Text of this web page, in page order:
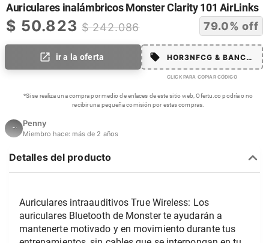
Auriculares inalámbricos Monster Clarity 101 AirLinks
$ 50.823 $242.086 79.0% off
ir a la oferta HOR3NFCG &
CLICK PARA COPIAR CÓDIGO
*Si se realiza una compra por medio de enlaces de este sitio web, Ofertu.co podría o no
recibir una pequeña comisión por estas compras.
Penny
Miembro hace: más de 2 años
Detalles del producto
Auriculares intraauditivos True Wireless: Los
auriculares Bluetooth de Monster te ayudarán a
mantenerte motivado y en movimiento durante tus